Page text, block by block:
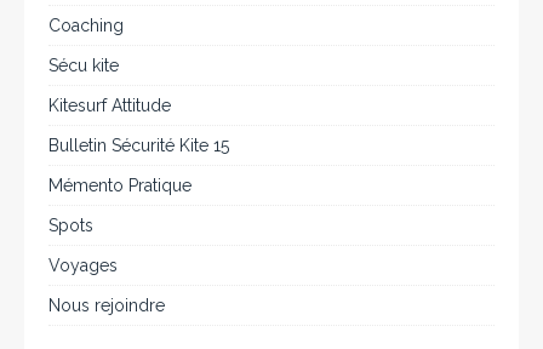
Coaching
Sécu kite
Kitesurf Attitude
Bulletin Sécurité Kite 15
Mémento Pratique
Spots
Voyages
Nous rejoindre